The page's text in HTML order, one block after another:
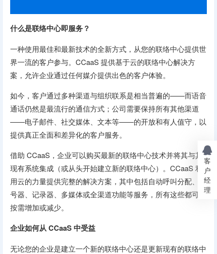
什么是联络中心即服务？
一种使用最佳和最新技术的全新方式，从您的联络中心提供世
界一流的客户参与。CCaaS 提供基于云的联络中心解决方
案，允许企业通过任何媒介提供出色的客户体验。
如今，客户通过多种渠道与组织联系是相当普遍的——而语音
通话仍然是最流行的通信方式；公司需要保持所有其他渠道
——电子邮件、社交媒体、文本等——的开放和有人值守，以
提供真正全面和差异化的客户服务。
借助 CCaaS，企业可以购买最新的联络中心技术并将其与其
现有系统集成（或从头开始建立新的联络中心）。CCaaS 利
用云的力量提供完整的解决方案，其中包括自动呼叫分配、拨
号器、记录器、多媒体或全渠道功能等服务，所有这些都可以
按需增加或减少。
企业如何从 CCaaS 中受益
无论您的企业是建立一个新的联络中心还是更新现有的联络中
客
户
经
理